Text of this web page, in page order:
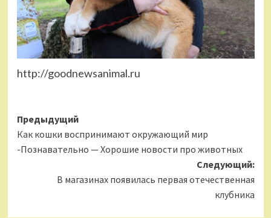
http://goodnewsanimal.ru
Навигация
записи
Предыдущий
Как кошки воспринимают окружающий мир
-Познавательно — Хорошие новости про животных
Следующий:
В магазинах появилась первая отечественная
клубника